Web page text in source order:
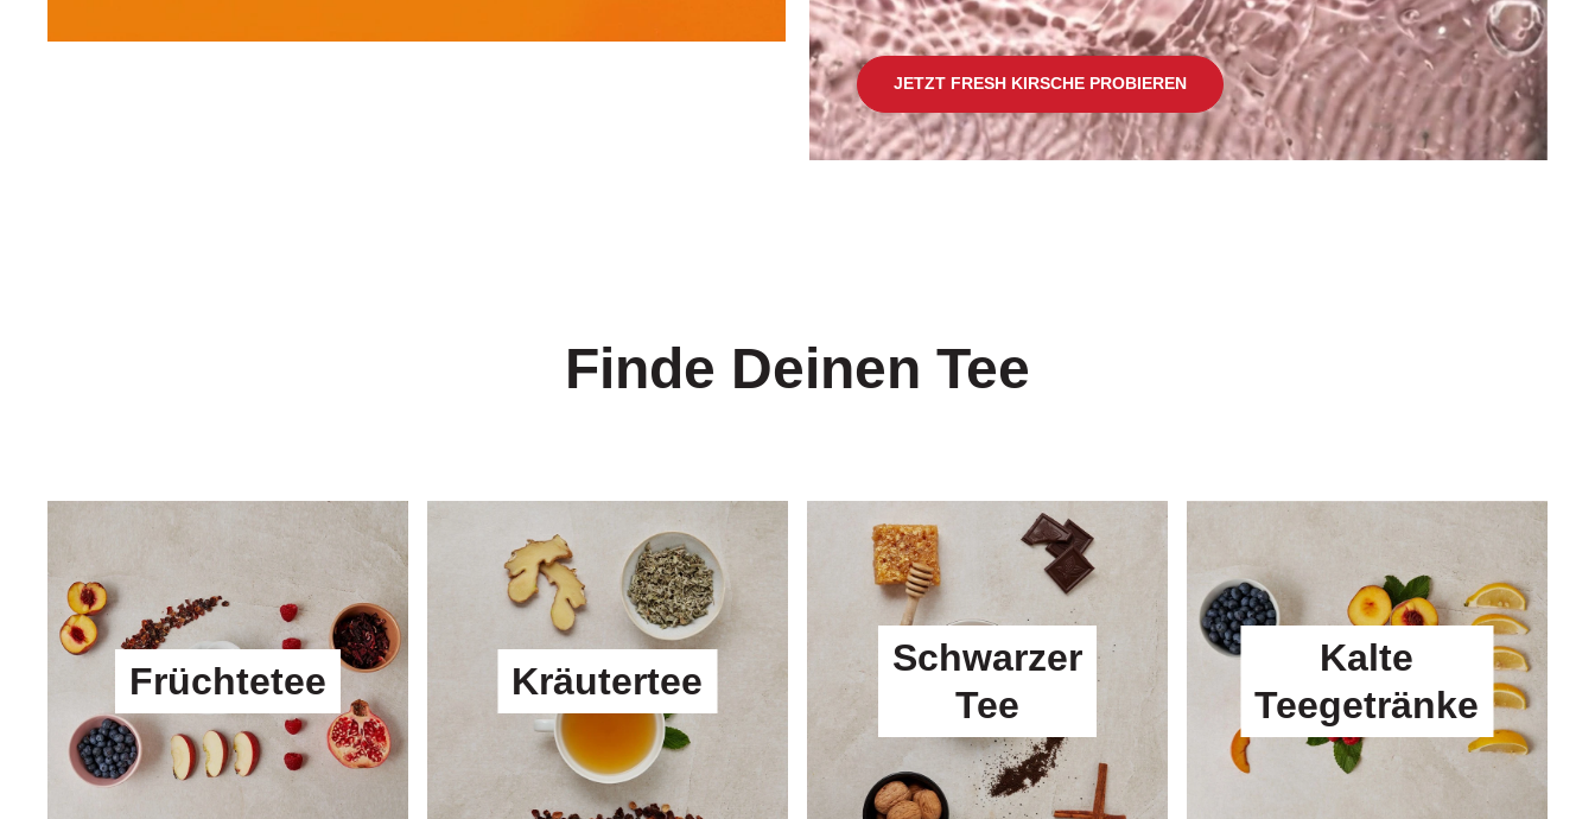
JETZT FRESH KIRSCHE PROBIEREN
Finde Deinen Tee
Früchtetee Kräutertee
Schwarzer
Tee
Kalte
Teegetränke